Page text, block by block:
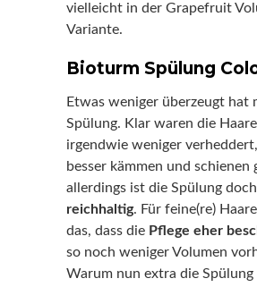
vielleicht in der Grapefruit
Variante.
Bioturm Spülung
Etwas weniger überzeugt hat
Spülung. Klar waren die
irgendwie weniger
besser kämmen und schienen
allerdings ist die Spülung doch
reichhaltig. Für feine(re)
das, dass die Pflege eher
so noch weniger Volumen
Warum nun extra die